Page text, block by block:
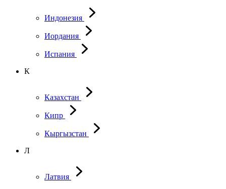
Индонезия
Иордания
Испания
К
Казахстан
Кипр
Кыргызстан
Л
Латвия